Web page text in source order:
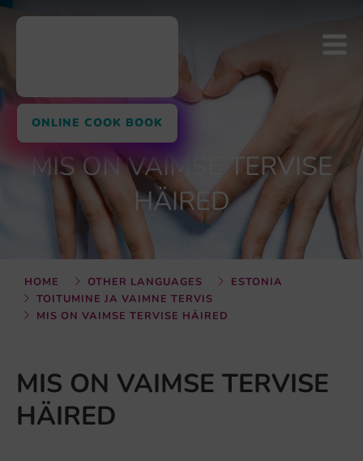
ONLINE COOK BOOK
MIS ON VAIMSE TERVISE
HÄIRED
HOME OTHER LANGUAGES
ESTONIA
TOITUMINE JA VAIMNE TERVIS
MIS ON VAIMSE TERVISE HÄIRED
MIS ON VAIMSE TERVISE
HÄIRED